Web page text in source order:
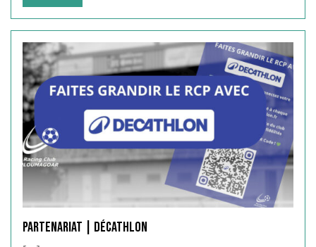
Partenariat | Décathlon